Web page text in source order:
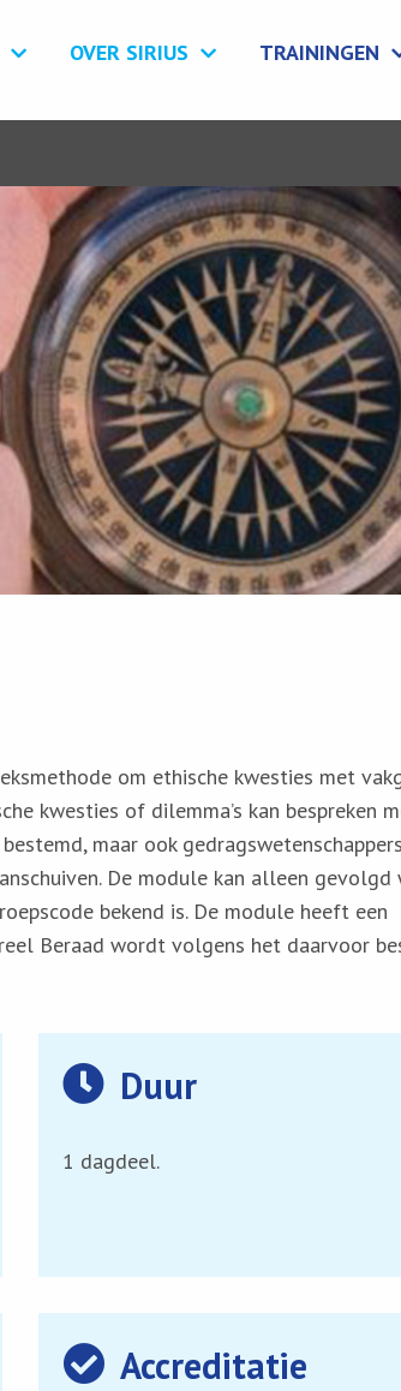
OVER SIRIUS TRAININGEN
om ethische kwesties met
kwesties of dilemma’s kan bespreken
maar ook
De module kan alleen gevolgd
bekend is. De module heeft een
Beraad wordt volgens het daarvoor
Duur
1 dagdeel.
Accreditatie